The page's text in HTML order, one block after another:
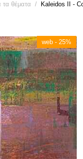
θέματα / Kaleidos II -
web - 25%